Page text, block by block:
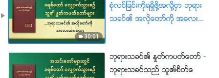
30:01
စုံလင္ျခင္းကိုရရွိဖို႔အလို႔ငွာ ဘုရား
သခင္၏ အလိုေတာ္ကို အေလး
ဘုရားသခင္၏ ႏႈတ္ကပတ္ေတာ္ -
ဘုရားသခင္သည္ သူ၏စိတ္ေ